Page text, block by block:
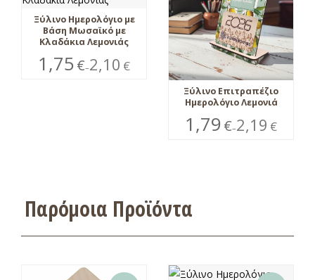
Ξύλινο Ημερολόγιο με
Βάση Μωσαϊκό με
Κλαδάκια Λεμονιάς
1,75 €–2,10 €
Ξύλινο Επιτραπέζιο
Ημερολόγιο Λεμονιά
1,79€–2,19 €
Παρόμοια Προϊόντα